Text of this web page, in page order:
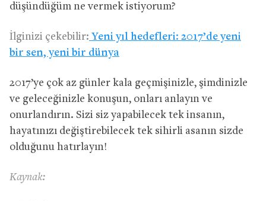
düşündüğüm ne vermek istiyorum?
İlginizi çekebilir: Yeni yıl hedefleri: 2017’de yeni
bir sen, yeni bir dünya
2017’ye çok az günler kala geçmişinizle, şimdinizle
ve geleceğinizle konuşun, onları anlayın ve
onurlandırın. Sizi siz yapabilecek tek insanın,
hayatınızı değiştirebilecek tek sihirli asanın sizde
olduğunu hatırlayın!
Kaynak: